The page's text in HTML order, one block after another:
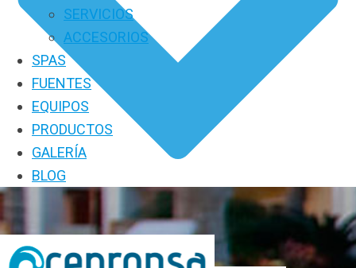
SERVICIOS
ACCESORIOS
SPAS
FUENTES
EQUIPOS
PRODUCTOS
GALERÍA
BLOG